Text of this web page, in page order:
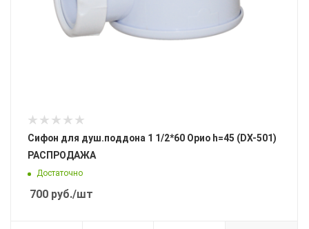
Сифон для душ.поддона 1 1/2*60 Орио h=45 (DX-501)
РАСПРОДАЖА
Достаточно
700 руб./шт